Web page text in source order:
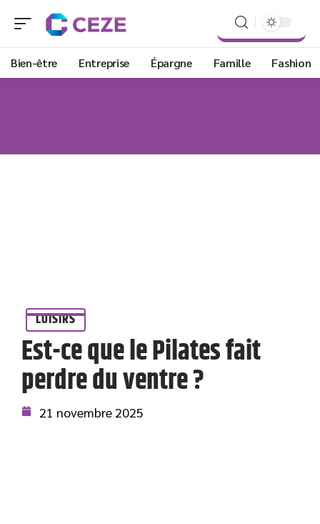
Bien-être Entreprise Épargne Famille Fashion
LOISIRS
Est-ce que le Pilates fait
perdre du ventre ?
21 novembre 2025